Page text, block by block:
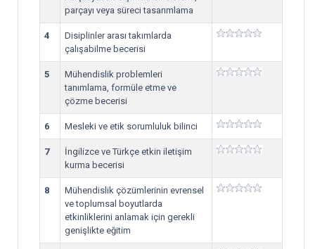
parçayı veya süreci tasarımlama
4
Disiplinler arası takımlarda
çalışabilme becerisi
5
Mühendislik problemleri
tanımlama, formüle etme ve
çözme becerisi
6 Mesleki ve etik sorumluluk bilinci
7
İngilizce ve Türkçe etkin iletişim
kurma becerisi
8
Mühendislik çözümlerinin evrensel
ve toplumsal boyutlarda
etkinliklerini anlamak için gerekli
genişlikte eğitim